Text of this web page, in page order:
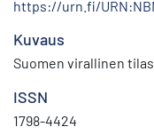
https://urn.fi/
Kuvaus
Suomen virallinen
ISSN
1798-4424